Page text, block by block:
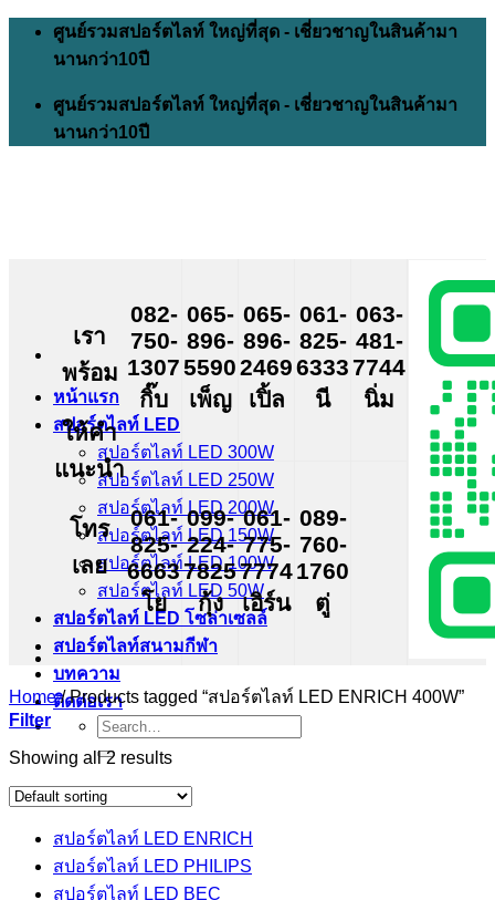
Skip
content
ศูนย์รวมสปอร์ตไลท์ ใหญ่ที่สุด - เชี่ยวชาญในสินค้ามา
นานกว่า10ปี
ศูนย์รวมสปอร์ตไลท์ ใหญ่ที่สุด - เชี่ยวชาญในสินค้ามา
นานกว่า10ปี
หน้าแรก
สปอร์ตไลท์ LED
สปอร์ตไลท์ LED 300W
สปอร์ตไลท์ LED 250W
สปอร์ตไลท์ LED 200W
สปอร์ตไลท์ LED 150W
สปอร์ตไลท์ LED 100W
สปอร์ตไลท์ LED 50W
สปอร์ตไลท์ LED โซล่าเซลล์
สปอร์ตไลท์สนามกีฬา
บทความ
ติดต่อเรา
Search
for:
เรา
พร้อม
ให้คำ
แนะนำ
โทร
เลย
082-
750-
1307
กิ๊บ
065-
896-
5590
เพ็ญ
065-
896-
2469
เปิ้ล
061-
825-
6333
นี
063-
481-
7744
นิ่ม
061-
825-
6663
โย
099-
224-
7825
กุ้ง
061-
775-
7774
เอิร์น
089-
760-
1760
ตู่
Home /Products tagged “สปอร์ตไลท์ LED ENRICH 400W”
Filter
Showing all 2 results
สปอร์ตไลท์ LED ENRICH
สปอร์ตไลท์ LED PHILIPS
สปอร์ตไลท์ LED BEC